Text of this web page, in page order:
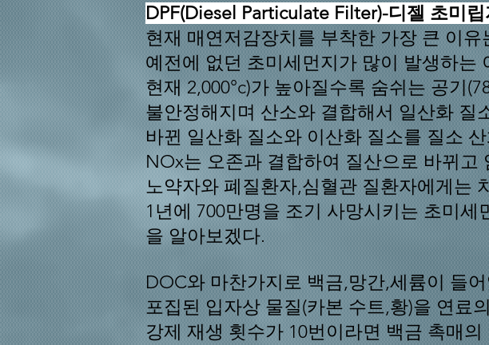
DPF(Diesel Particulate Filter)-디젤 초미립
현재 매연저감장치를 부착한 가장 큰 이
예전에 없던 초미세먼지가 많이 발생하는
현재 2,000°c)가 높아질수록 숨쉬는 공기
불안정해지며 산소와 결합해서 일산화 질
바뀐 일산화 질소와 이산화 질소를 질소
NOx는 오존과 결합하여 질산으로 바뀌
노약자와 폐질환자,심혈관 질환자에게는
1년에 700만명을 조기 사망시키는 초미
을 알아보겠다.
DOC와 마찬가지로 백금,망간,세륨이 들
포집된 입자상 물질(카본 수트,황)을 연료
강제 재생 횟수가 10번이라면 백금 촉매